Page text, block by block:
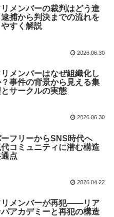
メンバーの裁判はどう進
捕から判決までの流れを
すく解説
2026.06.30
メンバーはなぜ組織化し
事件の背景から見える集
とサークルの実態
2026.06.30
ーフリーからSNS時代へ
コミュニティに潜む構造
点
2026.04.22
リメンバーが再犯――リア
アカデミーと再犯の構造